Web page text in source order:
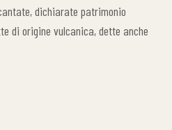
dichiarate patrimonio
di origine vulcanica, dette anche